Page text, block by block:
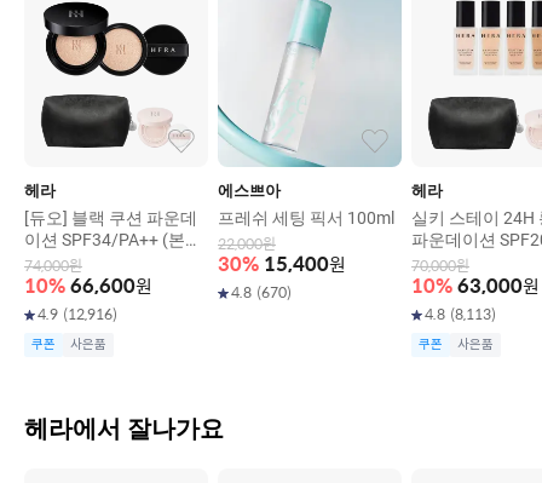
헤라
[듀오] 블랙 쿠션 파운데
이션 SPF34/PA++ (본품
15g+리필15g)
74,000원
10% 66,600원
4.9 (12,916)
쿠폰 사은품
에스쁘아
프레쉬 세팅 픽서 100ml
22,000원
30% 15,400원
4.8 (670)
헤라
실키 스테이 24H
파운데이션
+ 30g
70,000원
10% 63,000원
4.8 (8,113)
쿠폰 사은품
헤라에서 잘나가요